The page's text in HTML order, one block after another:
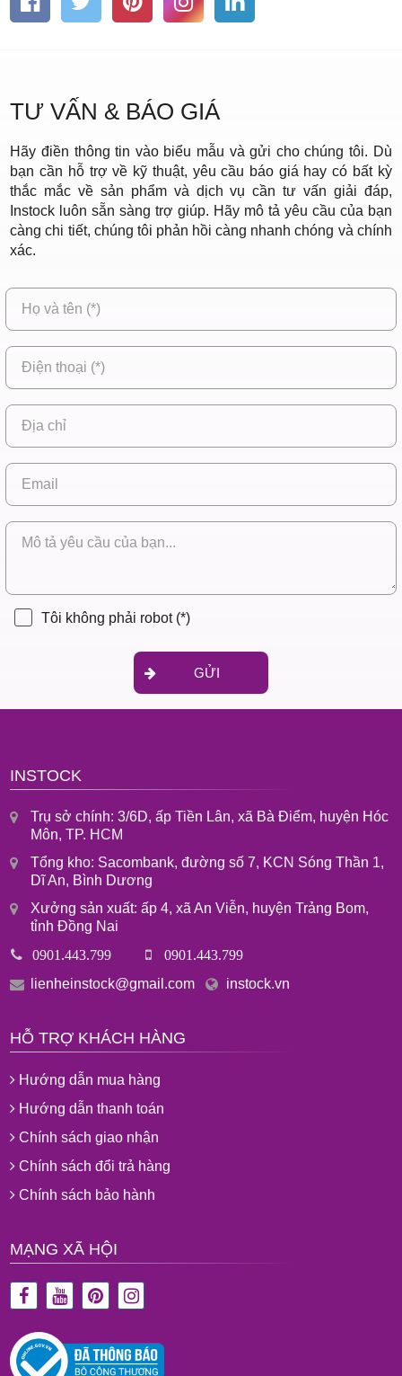
TƯ VẤN & BÁO GIÁ
Hãy điền thông tin vào biểu mẫu và gửi cho chúng tôi. Dù
bạn cần hỗ trợ về kỹ thuật, yêu cầu báo giá hay có bất kỳ
thắc mắc về sản phẩm và dịch vụ cần tư vấn giải đáp,
Instock luôn sẵn sàng trợ giúp. Hãy mô tả yêu cầu của bạn
càng chi tiết, chúng tôi phản hồi càng nhanh chóng và chính
xác.
GỬI
Tôi không phải robot (*)
INSTOCK
Trụ sở chính: 3/6D, ấp Tiền Lân, xã Bà Điểm, huyện Hóc
Môn, TP. HCM
Tổng kho: Sacombank, đường số 7, KCN Sóng Thần 1,
Dĩ An, Bình Dương
Xưởng sản xuất: ấp 4, xã An Viễn, huyện Trảng Bom,
tỉnh Đồng Nai
0901.443.799 0901.443.799
lienheinstock@gmail.com instock.vn
HỖ TRỢ KHÁCH HÀNG
Hướng dẫn mua hàng
Hướng dẫn thanh toán
Chính sách giao nhận
Chính sách đổi trả hàng
Chính sách bảo hành
MẠNG XÃ HỘI